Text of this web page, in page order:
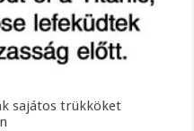
sajátos trükköket